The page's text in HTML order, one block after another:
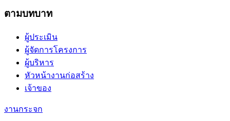
ตามบทบาท
ผู้ประเมิน
ผู้จัดการโครงการ
ผู้บริหาร
หัวหน้างานก่อสร้าง
เจ้าของ
งานกระจก